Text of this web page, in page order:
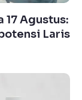
17 Agustus:
Laris